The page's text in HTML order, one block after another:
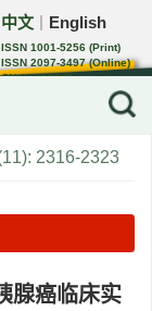
中文 English
ISSN 1001-5256 (Print)
ISSN 2097-3497 (Online)
CN 22-1108/R
2316-2323
腺癌临床实